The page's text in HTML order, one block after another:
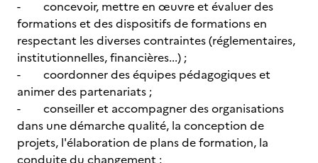
- concevoir, mettre en œuvre et évaluer des
formations et des dispositifs de formations en
respectant les diverses contraintes (réglementaires,
institutionnelles, financières...) ;
- coordonner des équipes pédagogiques et
animer des partenariats ;
- conseiller et accompagner des organisations
dans une démarche qualité, la conception de
projets, l'élaboration de plans de formation, la
conduite du changement ;